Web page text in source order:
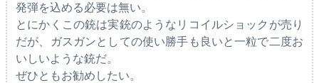
発弾を込める必要は無い。
とにかくこの銃は実銃のようなリコイルショックが売り
だが、ガスガンとしての使い勝手も良いと一粒で二度お
いしいような銃だ。
ぜひともお勧めしたい。